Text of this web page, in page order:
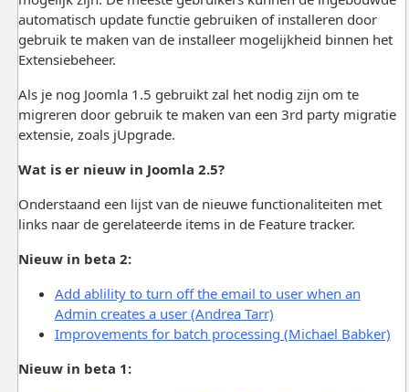
automatisch update functie gebruiken of installeren door
gebruik te maken van de installeer mogelijkheid binnen het
Extensiebeheer.
Als je nog Joomla 1.5 gebruikt zal het nodig zijn om te
migreren door gebruik te maken van een 3rd party migratie
extensie, zoals jUpgrade.
Wat is er nieuw in Joomla 2.5?
Onderstaand een lijst van de nieuwe functionaliteiten met
links naar de gerelateerde items in de Feature tracker.
Nieuw in beta 2:
Add ablility to turn off the email to user when an
Admin creates a user (Andrea Tarr)
Improvements for batch processing (Michael Babker)
Nieuw in beta 1: